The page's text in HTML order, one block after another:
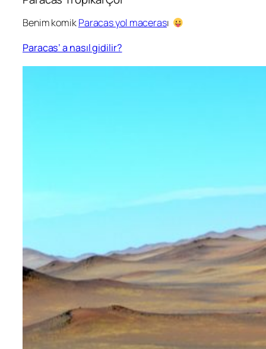
Benim komikParacas yol macerası
Paracas’ a nasıl gidilir?